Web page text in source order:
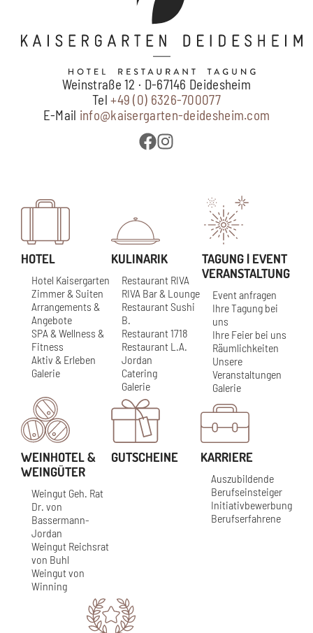
Weinstraße 12 · D-67146 Deidesheim
Tel+49 (0) 6326-700077
E-Mail info@kaisergarten-deidesheim.com
HOTEL
Hotel Kaisergarten
Zimmer & Suiten
Arrangements &
Angebote
SPA & Wellness &
Fitness
Aktiv & Erleben
Galerie
KULINARIK
Restaurant RIVA
RIVA Bar & Lounge
Restaurant Sushi
B.
Restaurant 1718
Restaurant L.A.
Jordan
Catering
Galerie
TAGUNG | EVENT
VERANSTALTUNG
Event anfragen
Ihre Tagung bei
uns
Ihre Feier bei uns
Räumlichkeiten
Unsere
Veranstaltungen
Galerie
WEINHOTEL &
WEINGÜTER
Weingut Geh. Rat
Dr. von
Bassermann-
Jordan
Weingut Reichsrat
von Buhl
Weingut von
Winning
GUTSCHEINE KARRIERE
Auszubildende
Berufseinsteiger
Initiativbewerbung
Berufserfahrene